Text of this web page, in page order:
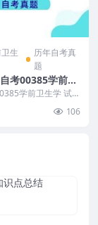
生
历年自考真
题
考00385学前卫
案学前卫生学 试卷
106
识点总结